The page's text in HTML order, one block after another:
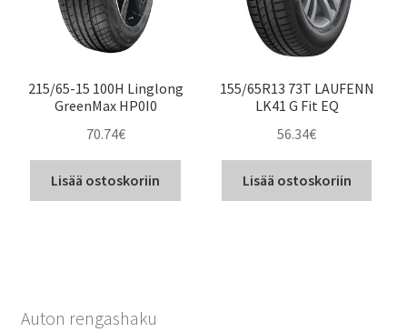
215/65-15 100H Linglong
GreenMax HP0I0
70.74€
Lisää ostoskoriin
155/65R13 73T LAUFENN
LK41 G Fit EQ
56.34€
Lisää ostoskoriin
Auton rengashaku